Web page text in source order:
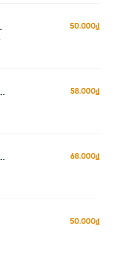
50.000₫
58.000₫
68.000₫
50.000₫